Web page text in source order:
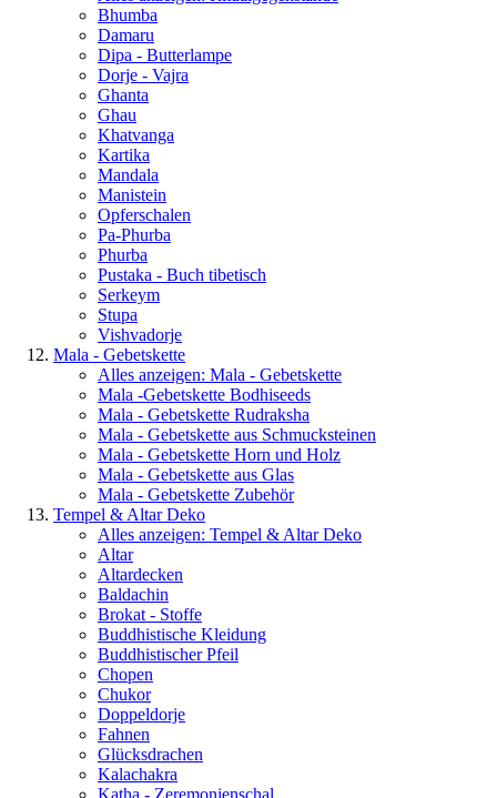
Bhumba
Damaru
Dipa - Butterlampe
Dorje - Vajra
Ghanta
Ghau
Khatvanga
Kartika
Mandala
Manistein
Opferschalen
Pa-Phurba
Phurba
Pustaka - Buch tibetisch
Serkeym
Stupa
Vishvadorje
Mala - Gebetskette
Alles anzeigen: Mala - Gebetskette
Mala -Gebetskette Bodhiseeds
Mala - Gebetskette Rudraksha
Mala - Gebetskette aus Schmucksteinen
Mala - Gebetskette Horn und Holz
Mala - Gebetskette aus Glas
Mala - Gebetskette Zubehör
Tempel & Altar Deko
Alles anzeigen: Tempel & Altar Deko
Altar
Altardecken
Baldachin
Brokat - Stoffe
Buddhistische Kleidung
Buddhistischer Pfeil
Chopen
Chukor
Doppeldorje
Fahnen
Glücksdrachen
Kalachakra
Katha - Zeremonienschal